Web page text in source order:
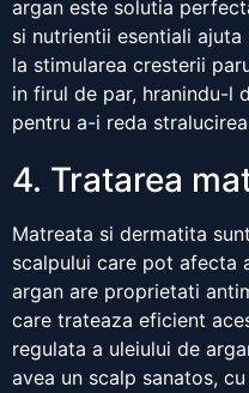
argan este solutia
si nutrientii esentiali
la stimularea cresterii
in firul de par, hranindu-l
pentru a-i reda
4. Tratarea
Matreata si dermatita
scalpului care pot afecta
argan are proprietati
care trateaza eficient
regulata a uleiului de
avea un scalp sanatos,